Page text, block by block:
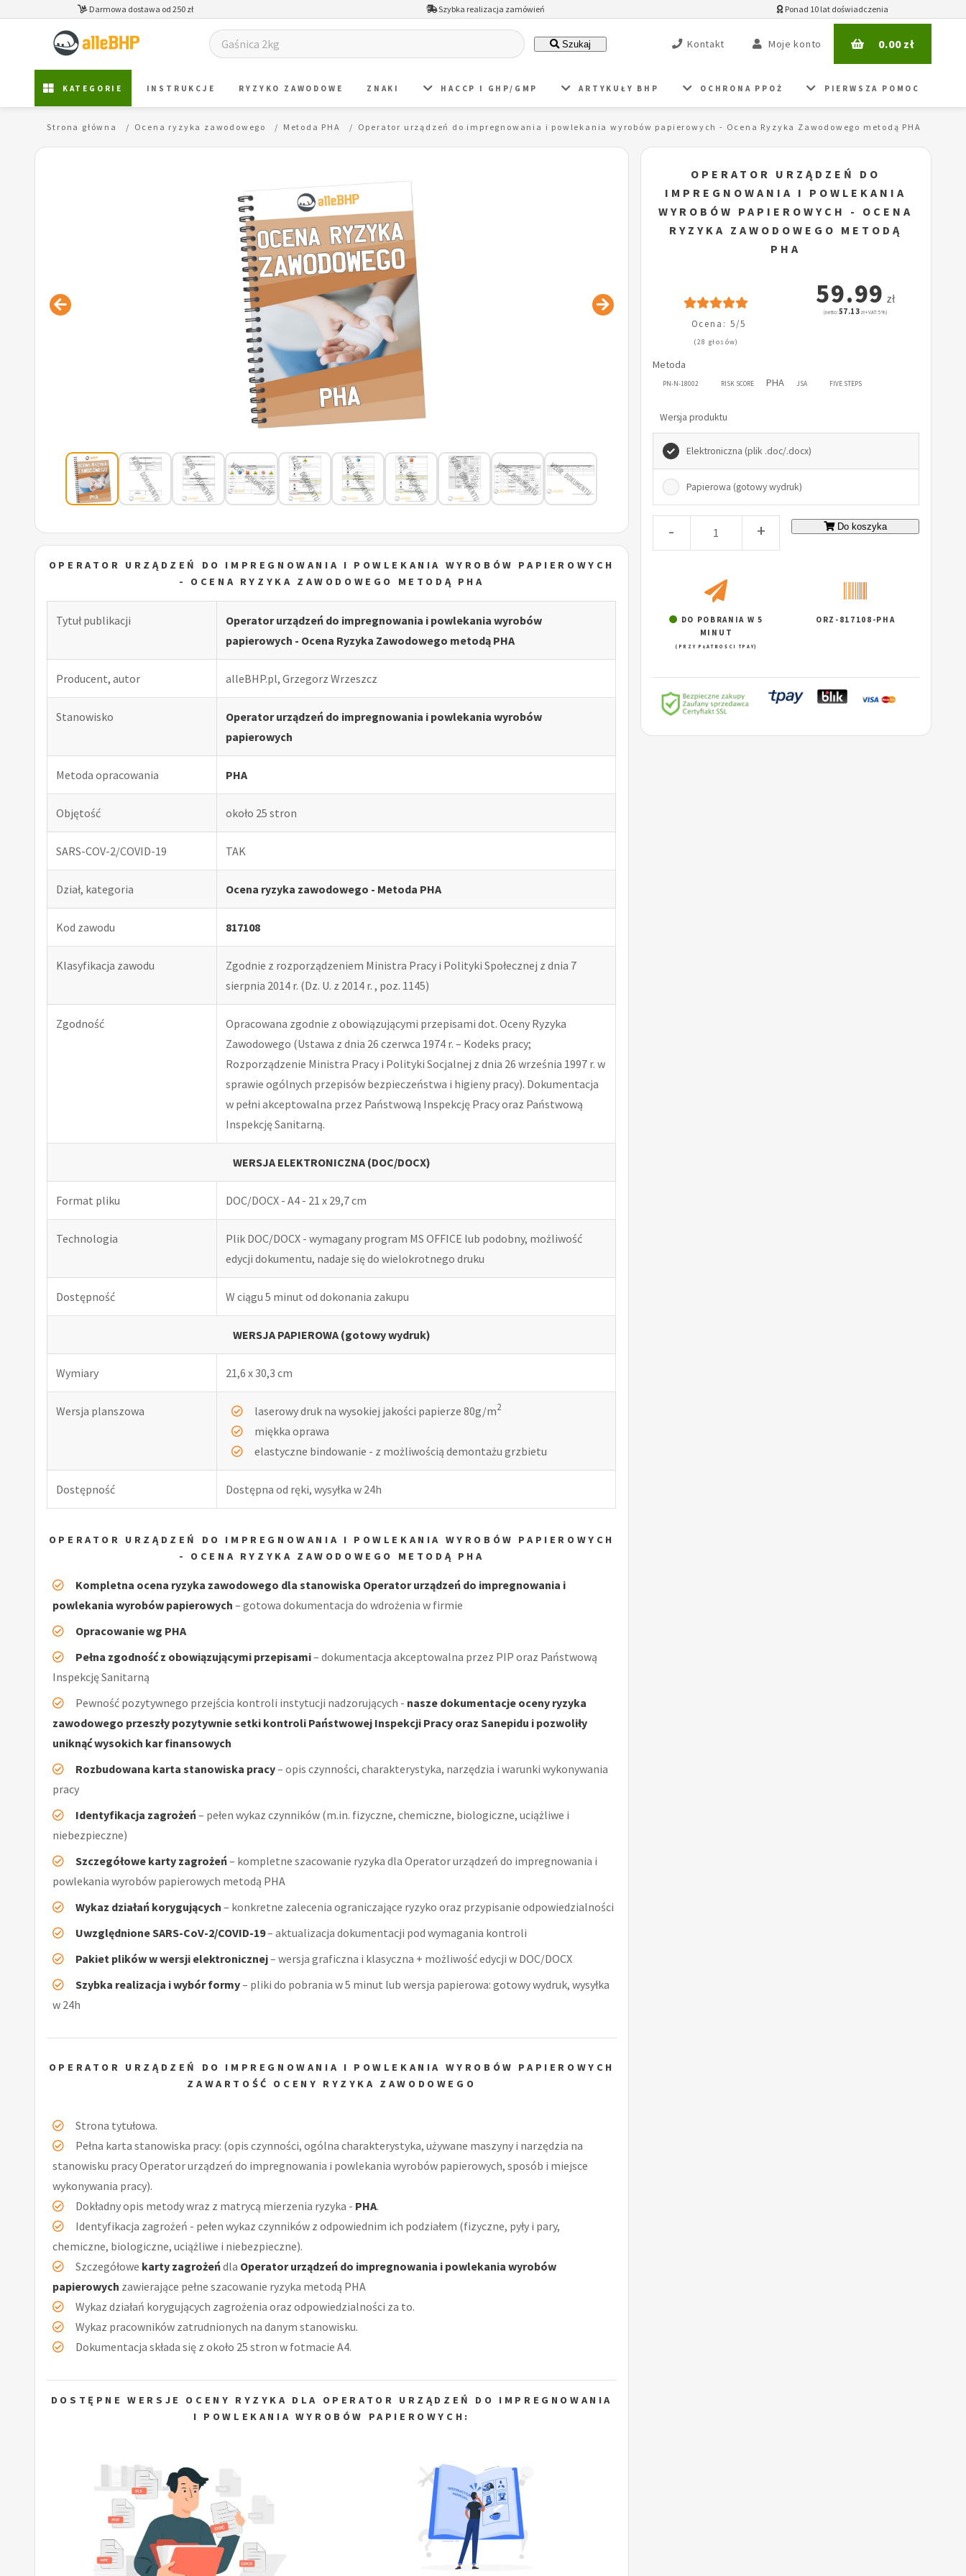
Darmowa dostawa od 250 zł Szybka realizacja zamówień Ponad 10 lat doświadczenia
Szukaj Kontakt Moje konto 0.00zł
KATEGORIE INSTRUKCJE RYZYKO ZAWODOWE ZNAKI HACCP I GHP/GMP ARTYKUŁY BHP OCHRONA PPOŻ PIERWSZA POMOC
Strona główna Ocena ryzyka zawodowego Metoda PHA Operator urządzeń do impregnowania i powlekania wyrobów papierowych - Ocena Ryzyka Zawodowego metodą PHA
OPERATOR URZĄDZEŃ DO IMPREGNOWANIA I POWLEKANIA WYROBÓW PAPIEROWYCH
- OCENA RYZYKA ZAWODOWEGO METODĄ PHA
Tytuł publikacji
Operator urządzeń do impregnowania i powlekania wyrobów
papierowych - Ocena Ryzyka Zawodowego metodą PHA
Producent, autor alleBHP.pl, Grzegorz Wrzeszcz
Stanowisko
Operator urządzeń do impregnowania i powlekania wyrobów
papierowych
Metoda opracowania PHA
Objętość około 25 stron
SARS-COV-2/COVID-19 TAK
Dział, kategoria Ocena ryzyka zawodowego - Metoda PHA
Kod zawodu 817108
Klasyfikacja zawodu
Zgodnie z rozporządzeniem Ministra Pracy i Polityki Społecznej z dnia 7
sierpnia 2014 r. (Dz. U. z 2014 r. , poz. 1145)
Zgodność
Opracowana zgodnie z obowiązującymi przepisami dot. Oceny Ryzyka
Zawodowego (Ustawa z dnia 26 czerwca 1974 r. – Kodeks pracy;
Rozporządzenie Ministra Pracy i Polityki Socjalnej z dnia 26 września 1997 r. w
sprawie ogólnych przepisów bezpieczeństwa i higieny pracy). Dokumentacja
w pełni akceptowalna przez Państwową Inspekcję Pracy oraz Państwową
Inspekcję Sanitarną.
WERSJA ELEKTRONICZNA (DOC/DOCX)
Format pliku DOC/DOCX - A4 - 21 x 29,7 cm
Technologia
Plik DOC/DOCX - wymagany program MS OFFICE lub podobny, możliwość
edycji dokumentu, nadaje się do wielokrotnego druku
Dostępność W ciągu 5 minut od dokonania zakupu
WERSJA PAPIEROWA (gotowy wydruk)
Wymiary 21,6 x 30,3 cm
Wersja planszowa laserowy druk na wysokiej jakości papierze 80g/m2
miękka oprawa
elastyczne bindowanie - z możliwością demontażu grzbietu
Dostępność Dostępna od ręki, wysyłka w 24h
OPERATOR URZĄDZEŃ DO IMPREGNOWANIA I POWLEKANIA WYROBÓW PAPIEROWYCH
- OCENA RYZYKA ZAWODOWEGO METODĄ PHA
Kompletna ocena ryzyka zawodowego dla stanowiska Operator urządzeń do impregnowania i
powlekania wyrobów papierowych – gotowa dokumentacja do wdrożenia w firmie
Opracowanie wg PHA
Pełna zgodność z obowiązującymi przepisami– dokumentacja akceptowalna przez PIP oraz Państwową
Inspekcję Sanitarną
Pewność pozytywnego przejścia kontroli instytucji nadzorujących - nasze dokumentacje oceny ryzyka
zawodowego przeszły pozytywnie setki kontroli Państwowej Inspekcji Pracy oraz Sanepidu i pozwoliły
uniknąć wysokich kar finansowych
Rozbudowana karta stanowiska pracy– opis czynności, charakterystyka, narzędzia i warunki wykonywania
pracy
Identyfikacja zagrożeń– pełen wykaz czynników (m.in. fizyczne, chemiczne, biologiczne, uciążliwe i
niebezpieczne)
Szczegółowe karty zagrożeń– kompletne szacowanie ryzyka dla Operator urządzeń do impregnowania i
powlekania wyrobów papierowych metodą PHA
Wykaz działań korygujących – konkretne zalecenia ograniczające ryzyko oraz przypisanie odpowiedzialności
Uwzględnione SARS-CoV-2/COVID-19– aktualizacja dokumentacji pod wymagania kontroli
Pakiet plików w wersji elektronicznej– wersja graficzna i klasyczna + możliwość edycji w DOC/DOCX
Szybka realizacja i wybór formy– pliki do pobrania w 5 minut lub wersja papierowa: gotowy wydruk, wysyłka
w 24h
OPERATOR URZĄDZEŃ DO IMPREGNOWANIA I POWLEKANIA WYROBÓW PAPIEROWYCH
ZAWARTOŚĆ OCENY RYZYKA ZAWODOWEGO
Strona tytułowa.
Pełna karta stanowiska pracy: (opis czynności, ogólna charakterystyka, używane maszyny i narzędzia na
stanowisku pracy Operator urządzeń do impregnowania i powlekania wyrobów papierowych, sposób i miejsce
wykonywania pracy).
Dokładny opis metody wraz z matrycą mierzenia ryzyka - PHA.
Identyfikacja zagrożeń - pełen wykaz czynników z odpowiednim ich podziałem (fizyczne, pyły i pary,
chemiczne, biologiczne, uciążliwe i niebezpieczne).
Szczegółowe karty zagrożeńdla Operator urządzeń do impregnowania i powlekania wyrobów
papierowych zawierające pełne szacowanie ryzyka metodą PHA
Wykaz działań korygujących zagrożenia oraz odpowiedzialności za to.
Wykaz pracowników zatrudnionych na danym stanowisku.
Dokumentacja składa się z około 25 stron w fotmacie A4.
DOSTĘPNE WERSJE OCENY RYZYKA DLA OPERATOR URZĄDZEŃ DO IMPREGNOWANIA
I POWLEKANIA WYROBÓW PAPIEROWYCH:
OPERATOR URZĄDZEŃ DO
IMPREGNOWANIA I POWLEKANIA
WYROBÓW PAPIEROWYCH - OCENA
RYZYKA ZAWODOWEGO METODĄ
PHA
Ocena: 5/5
(28 głosów)
59.99 zł
(netto:57.13 zł + VAT: 5%)
Metoda
PN-N-18002 RISK SCORE PHA JSA FIVE STEPS
Wersja produktu
Elektroniczna (plik .doc/.docx)
Papierowa (gotowy wydruk)
- + Do koszyka
DO POBRANIA W 5
MINUT
(PRZY PŁATNOŚCI TPAY)
ORZ-817108-PHA